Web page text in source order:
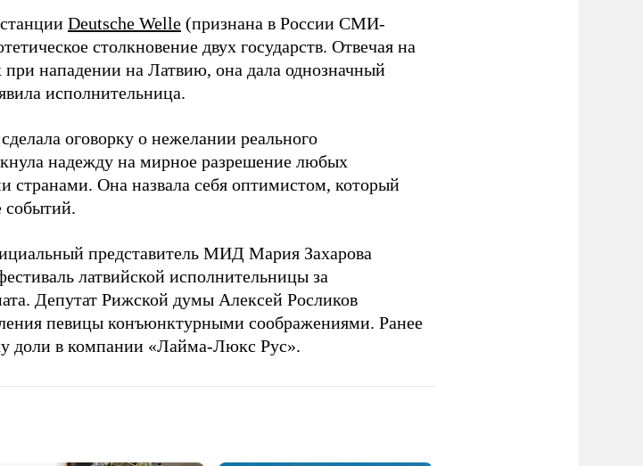
Deutsche Welle (признана в России СМИ-
столкновение двух государств. Отвечая на
нападении на Латвию, она дала однозначный
исполнительница.
оговорку о нежелании реального
надежду на мирное разрешение любых
странами. Она назвала себя оптимистом, который
событий.
представитель МИД Мария Захарова
латвийской исполнительницы за
Депутат Рижской думы Алексей Росликов
певицы конъюнктурными соображениями. Ранее
доли в компании «Лайма-Люкс Рус».